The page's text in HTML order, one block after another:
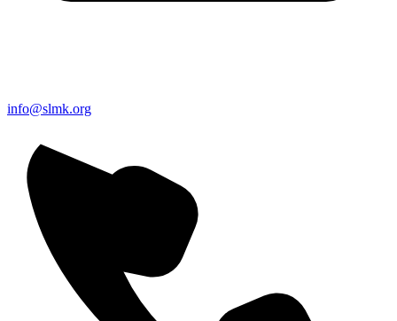
info@slmk.org